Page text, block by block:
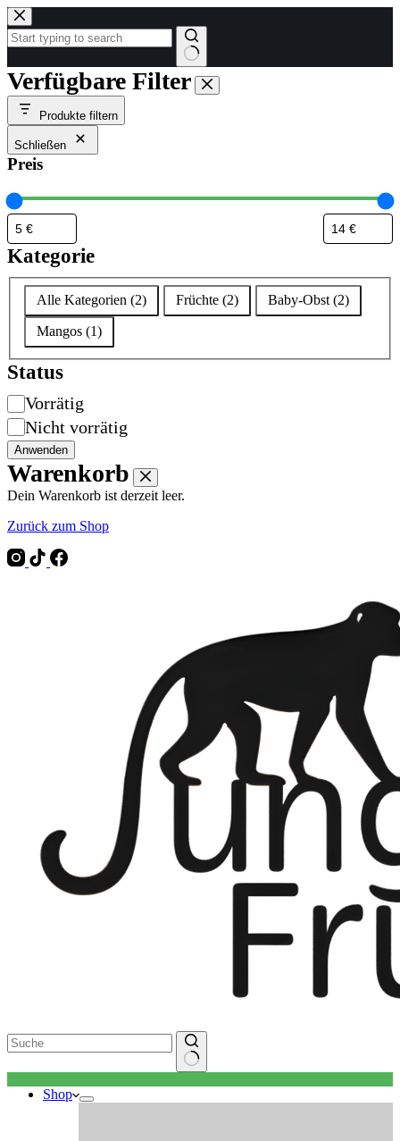
Zum
Inhalt
springen
Keine
Ergebnisse
Verfügbare Filter
Produkte filtern
Schließen
Preis
Kategorie
Kategorie
Alle Kategorien (2) Früchte (2) Baby-Obst (2)
Mangos (1)
Status
Verfügbarkeit
Vorrätig
Nicht vorrätig
Anwenden
Warenkorb
Dein Warenkorb ist derzeit leer.
Zurück zum Shop
Ergebnisse
Shop